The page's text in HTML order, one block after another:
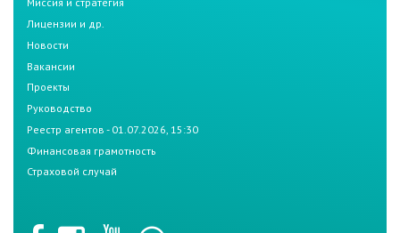
Лицензии и др.
Новости
Вакансии
Проекты
Руководство
Реестр агентов - 01.07.2026, 15:30
Финансовая грамотность
Страховой случай